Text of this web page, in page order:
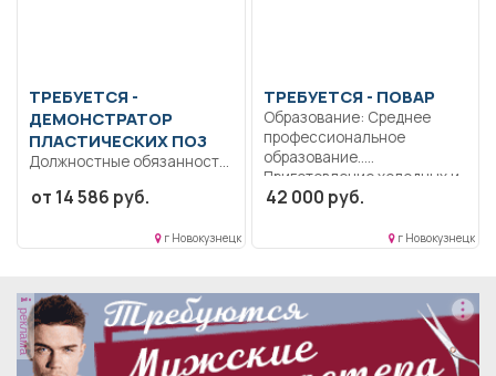
ТРЕБУЕТСЯ -
ДЕМОНСТРАТОР
ПЛАСТИЧЕСКИХ ПОЗ
Должностные обязанности
пластических поз
пластических поз
от 14 586 руб.
г Новокузнецк
ТРЕБУЕТСЯ - ПОВАР
Образование: Среднее
профессиональное
образование..
Приготовление холодных и
горячих блюд,...
42 000 руб.
г Новокузнецк
реклама